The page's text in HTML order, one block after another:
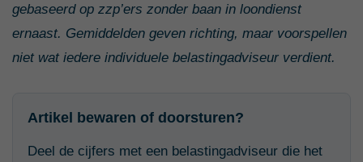
gebaseerd op zzp’ers zonder baan in loondienst
ernaast. Gemiddelden geven richting, maar voorspellen
niet wat iedere individuele belastingadviseur verdient.
Artikel bewaren of doorsturen?
Deel de cijfers met een belastingadviseur die het